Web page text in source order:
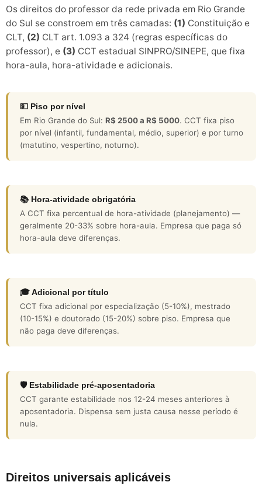
Os direitos do professor da rede privada em Rio Grande
do Sul se constroem em três camadas: (1) Constituição e
CLT, (2) CLT art. 1.093 a 324 (regras específicas do
professor), e (3) CCT estadual SINPRO/SINEPE, que fixa
hora-aula, hora-atividade e adicionais.
💵 Piso por nível
Em Rio Grande do Sul: R$ 2500 a R$ 5000. CCT fixa piso
por nível (infantil, fundamental, médio, superior) e por turno
(matutino, vespertino, noturno).
📚 Hora-atividade obrigatória
A CCT fixa percentual de hora-atividade (planejamento) —
geralmente 20-33% sobre hora-aula. Empresa que paga só
hora-aula deve diferenças.
🎓 Adicional por título
CCT fixa adicional por especialização (5-10%), mestrado
(10-15%) e doutorado (15-20%) sobre piso. Empresa que
não paga deve diferenças.
🛡️ Estabilidade pré-aposentadoria
CCT garante estabilidade nos 12-24 meses anteriores à
aposentadoria. Dispensa sem justa causa nesse período é
nula.
Direitos universais aplicáveis